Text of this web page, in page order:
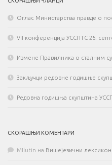
Оглас Министарства правде о
VII конференција УССПТС 26.
Измене Правилника о сталним
Закључци редовне годишње
Редовна годишња скупштина
СКОРАШЊИ КОМЕНТАРИ
MIlutin на Вишејезични лексикон